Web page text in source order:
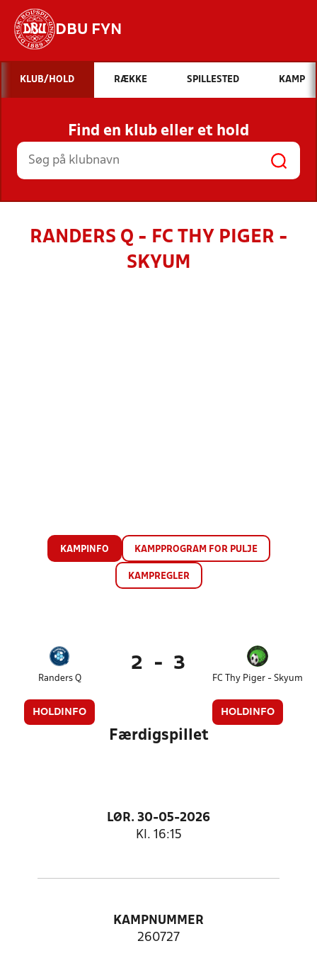
DBU FYN
Hvad vil du søge efter?
INDHOLD OG NYHEDER
STILLINGER, RESULTATER, KLUBBER OG
HOLD
KLUB/HOLD RÆKKE SPILLESTED KAMP
Find en klub eller et hold
RANDERS Q - FC THY PIGER -
SKYUM
KAMPINFO KAMPPROGRAM FOR PULJE
KAMPREGLER
Randers Q
HOLDINFO
2 - 3
FC Thy Piger - Skyum
HOLDINFO
Færdigspillet
LØR. 30-05-2026
Kl. 16:15
KAMPNUMMER
260727